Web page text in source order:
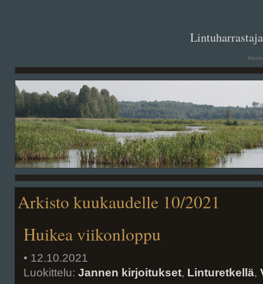
Arkisto kuukaudelle 10/2021
Huikea viikonloppu
• 12.10.2021
Luokittelu: Jannen kirjoitukset, Linturetkellä,